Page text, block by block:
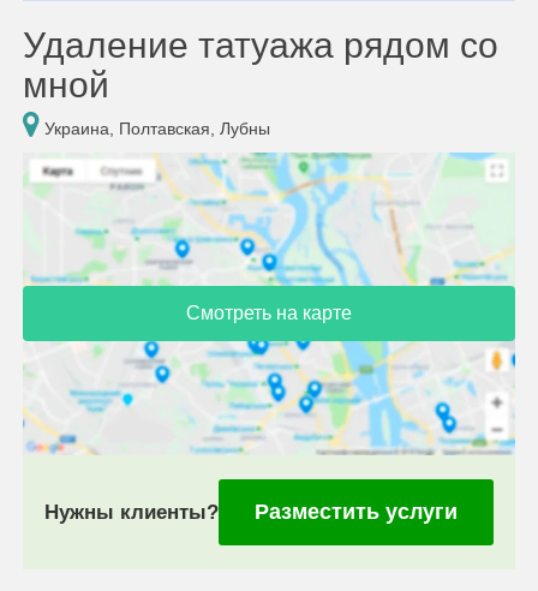
Удаление татуажа рядом со
мной
Украина, Полтавская, Лубны
Смотреть на карте
Нужны клиенты? Разместить услуги